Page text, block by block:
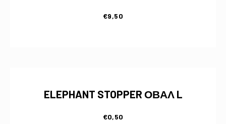
€9,50
ELEPHANT STOPPER ΟΒΑΛ L
€0,50